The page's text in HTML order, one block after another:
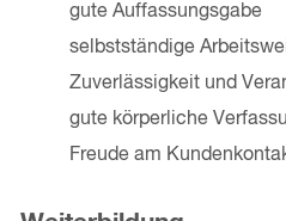
gute Auffassungsgabe
selbstständige
Zuverlässigkeit und
gute körperliche
Freude am